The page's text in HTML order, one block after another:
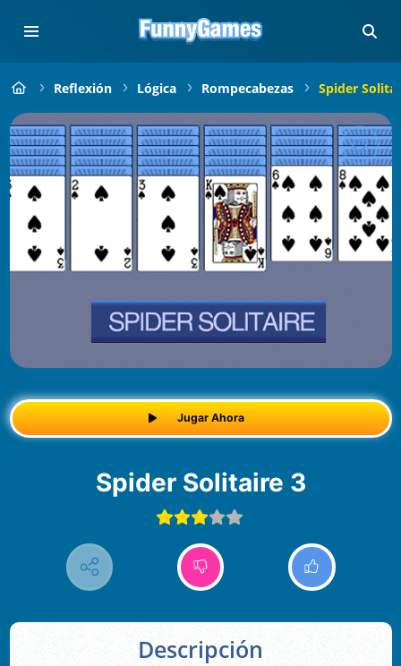
Reflexión Lógica Rompecabezas Spider
Jugar Ahora
Spider Solitaire 3
Descripción